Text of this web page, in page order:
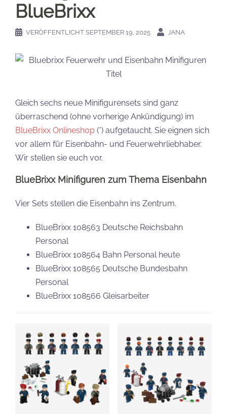
BlueBrixx
VERÖFFENTLICHT SEPTEMBER 19, 2025 JANA
Gleich sechs neue Minifigurensets sind ganz
überraschend (ohne vorherige Ankündigung) im
BlueBrixx Onlineshop (*) aufgetaucht. Sie eignen sich
vor allem für Eisenbahn- und Feuerwehrliebhaber.
Wir stellen sie euch vor.
BlueBrixx Minifiguren zum Thema Eisenbahn
Vier Sets stellen die Eisenbahn ins Zentrum.
BlueBrixx 108563 Deutsche Reichsbahn
Personal
BlueBrixx 108564 Bahn Personal heute
BlueBrixx 108565 Deutsche Bundesbahn
Personal
BlueBrixx 108566 Gleisarbeiter